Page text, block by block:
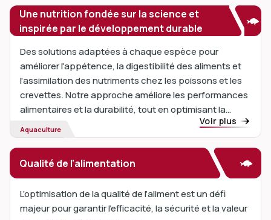
Une nutrition fondée sur la science et
inspirée par le développement durable
Des solutions adaptées à chaque espèce pour
améliorer l'appétence, la digestibilité des aliments et
l'assimilation des nutriments chez les poissons et les
crevettes. Notre approche améliore les performances
alimentaires et la durabilité, tout en optimisant la
rentabilité de l'alimentation en aquaculture. En savoir
plus...
Voir plus
Aquaculture
Qualité de l'alimentation
L’optimisation de la qualité de l’aliment est un défi
majeur pour garantir l’efficacité, la sécurité et la valeur